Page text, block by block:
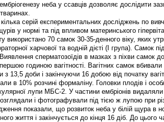
неба у ссавців дозволяє дослідити
серій експериментальних досліджень по
у нормі та під впливом материнського
використано 70 самок 30-35-денного віку, яких
харчової та водній дієті (I група). Самок
сперматозоїдів в мазках з піхви самок
годиною вагітності. Вагітних самок
з 13,5 доби і закінчуючи 16 добою від початку
в 10% розчині формаліну. Головки плодів і
лупи МБС-2. У частини ембріонів
і фотографували під тією ж лупою при
показали, що розвиток неба у білій щура в
життя і закінчується до кінця 16 діб. До цього